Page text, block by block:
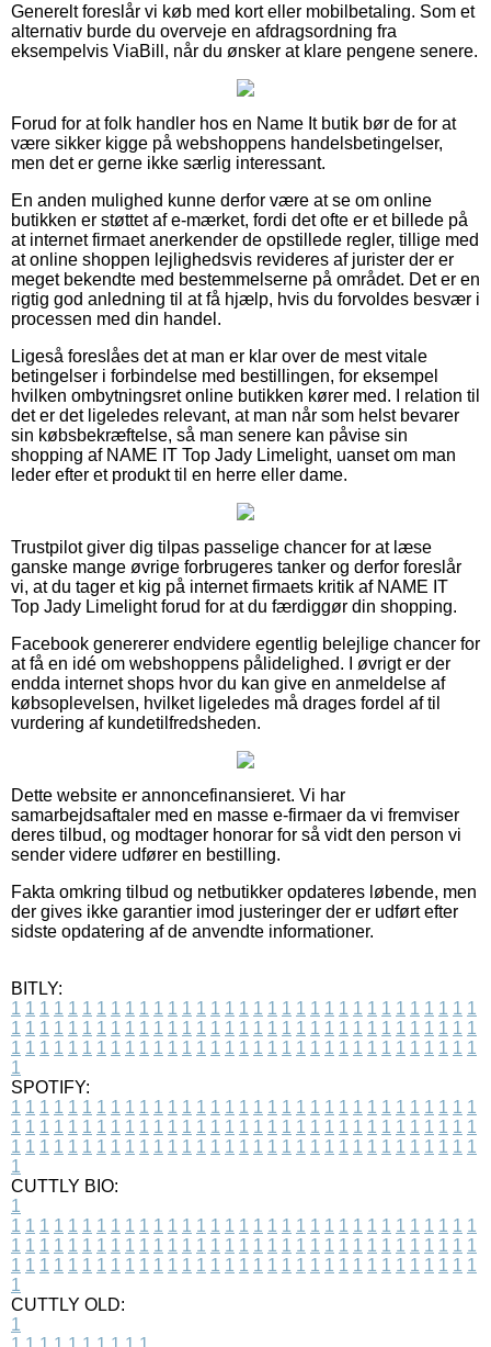
Generelt foreslår vi køb med kort eller mobilbetaling. Som et
alternativ burde du overveje en afdragsordning fra
eksempelvis ViaBill, når du ønsker at klare pengene senere.
Forud for at folk handler hos en Name It butik bør de for at
være sikker kigge på webshoppens handelsbetingelser,
men det er gerne ikke særlig interessant.
En anden mulighed kunne derfor være at se om online
butikken er støttet af e-mærket, fordi det ofte er et billede på
at internet firmaet anerkender de opstillede regler, tillige med
at online shoppen lejlighedsvis revideres af jurister der er
meget bekendte med bestemmelserne på området. Det er en
rigtig god anledning til at få hjælp, hvis du forvoldes besvær i
processen med din handel.
Ligeså foreslåes det at man er klar over de mest vitale
betingelser i forbindelse med bestillingen, for eksempel
hvilken ombytningsret online butikken kører med. I relation til
det er det ligeledes relevant, at man når som helst bevarer
sin købsbekræftelse, så man senere kan påvise sin
shopping af NAME IT Top Jady Limelight, uanset om man
leder efter et produkt til en herre eller dame.
Trustpilot giver dig tilpas passelige chancer for at læse
ganske mange øvrige forbrugeres tanker og derfor foreslår
vi, at du tager et kig på internet firmaets kritik af NAME IT
Top Jady Limelight forud for at du færdiggør din shopping.
Facebook genererer endvidere egentlig belejlige chancer for
at få en idé om webshoppens pålidelighed. I øvrigt er der
endda internet shops hvor du kan give en anmeldelse af
købsoplevelsen, hvilket ligeledes må drages fordel af til
vurdering af kundetilfredsheden.
Dette website er annoncefinansieret. Vi har
samarbejdsaftaler med en masse e-firmaer da vi fremviser
deres tilbud, og modtager honorar for så vidt den person vi
sender videre udfører en bestilling.
Fakta omkring tilbud og netbutikker opdateres løbende, men
der gives ikke garantier imod justeringer der er udført efter
sidste opdatering af de anvendte informationer.
BITLY:
1 1 1 1 1 1 1 1 1 1 1 1 1 1 1 1 1 1 1 1 1 1 1 1 1 1 1 1 1 1 1 1 1
1 1 1 1 1 1 1 1 1 1 1 1 1 1 1 1 1 1 1 1 1 1 1 1 1 1 1 1 1 1 1 1 1
1 1 1 1 1 1 1 1 1 1 1 1 1 1 1 1 1 1 1 1 1 1 1 1 1 1 1 1 1 1 1 1 1
1
SPOTIFY:
1 1 1 1 1 1 1 1 1 1 1 1 1 1 1 1 1 1 1 1 1 1 1 1 1 1 1 1 1 1 1 1 1
1 1 1 1 1 1 1 1 1 1 1 1 1 1 1 1 1 1 1 1 1 1 1 1 1 1 1 1 1 1 1 1 1
1 1 1 1 1 1 1 1 1 1 1 1 1 1 1 1 1 1 1 1 1 1 1 1 1 1 1 1 1 1 1 1 1
1
CUTTLY BIO:
1
1 1 1 1 1 1 1 1 1 1 1 1 1 1 1 1 1 1 1 1 1 1 1 1 1 1 1 1 1 1 1 1 1
1 1 1 1 1 1 1 1 1 1 1 1 1 1 1 1 1 1 1 1 1 1 1 1 1 1 1 1 1 1 1 1 1
1 1 1 1 1 1 1 1 1 1 1 1 1 1 1 1 1 1 1 1 1 1 1 1 1 1 1 1 1 1 1 1 1
1
CUTTLY OLD:
1